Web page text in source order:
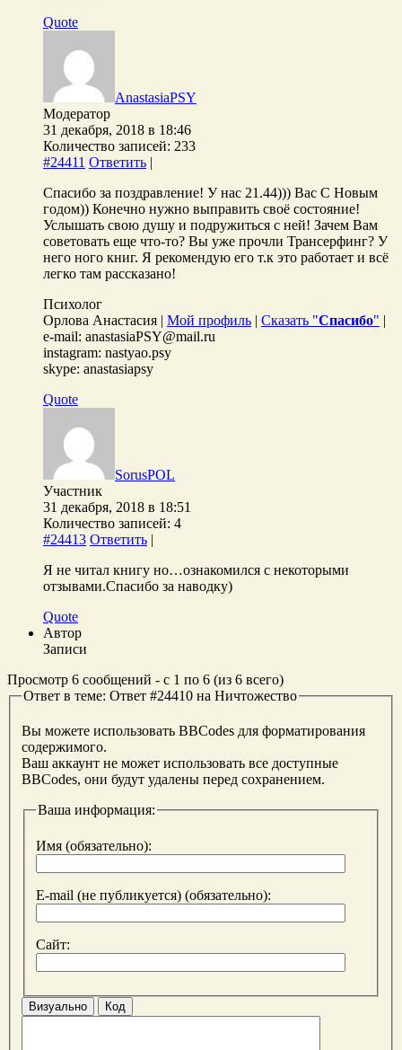
Quote
AnastasiaPSY
Модератор
31 декабря, 2018 в 18:46
Количество записей: 233
#24411 Ответить |
Спасибо за поздравление! У нас 21.44))) Вас С Новым
годом)) Конечно нужно выправить своё состояние!
Услышать свою душу и подружиться с ней! Зачем Вам
советовать еще что-то? Вы уже прочли Трансерфинг? У
него ного книг. Я рекомендую его т.к это работает и всё
легко там рассказано!
Психолог
Орлова Анастасия | Мой профиль | Сказать "Спасибо" |
e-mail: anastasiaPSY@mail.ru
instagram: nastyao.psy
skype: anastasiapsy
Quote
SorusPOL
Участник
31 декабря, 2018 в 18:51
Количество записей: 4
#24413 Ответить |
Я не читал книгу но…ознакомился с некоторыми
отзывами.Спасибо за наводку)
Quote
Автор
Записи
Просмотр 6 сообщений - с 1 по 6 (из 6 всего)
Ответ в теме: Ответ #24410 на Ничтожество
Вы можете использовать BBCodes для форматирования
содержимого.
Ваш аккаунт не может использовать все доступные
BBCodes, они будут удалены перед сохранением.
Ваша информация:
Имя (обязательно):
E-mail (не публикуется) (обязательно):
Сайт:
Визуально Код